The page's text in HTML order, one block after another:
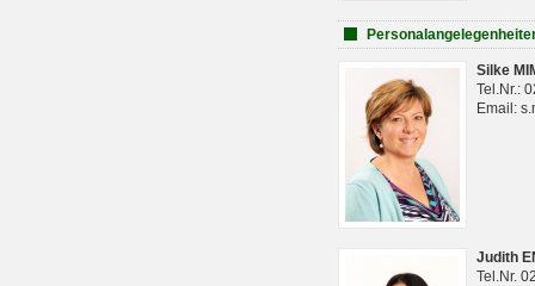
Silke
Tel.Nr.:
Email:
Judith
Tel.Nr.